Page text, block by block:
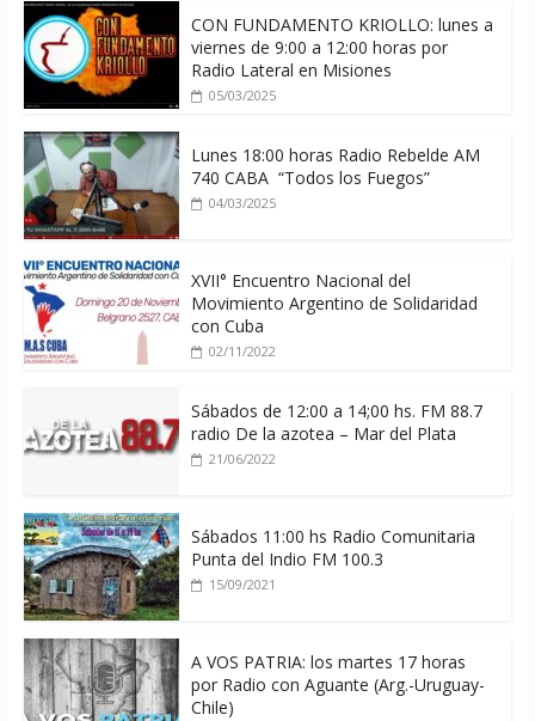
CON FUNDAMENTO KRIOLLO: lunes a
viernes de 9:00 a 12:00 horas por
Radio Lateral en Misiones
05/03/2025
Lunes 18:00 horas Radio Rebelde AM
740 CABA “Todos los Fuegos”
04/03/2025
XVII° Encuentro Nacional del
Movimiento Argentino de Solidaridad
con Cuba
02/11/2022
Sábados de 12:00 a 14;00 hs. FM 88.7
radio De la azotea – Mar del Plata
21/06/2022
Sábados 11:00 hs Radio Comunitaria
Punta del Indio FM 100.3
15/09/2021
A VOS PATRIA: los martes 17 horas
por Radio con Aguante (Arg.-Uruguay-
Chile)